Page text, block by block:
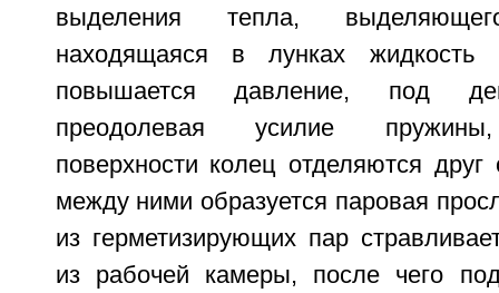
выделения тепла,
находящаяся в лунках жидкость
повышается давление, под
преодолевая усилие пружины,
поверхности колец отделяются
между ними образуется паровая
из герметизирующих пар
из рабочей камеры, после чего